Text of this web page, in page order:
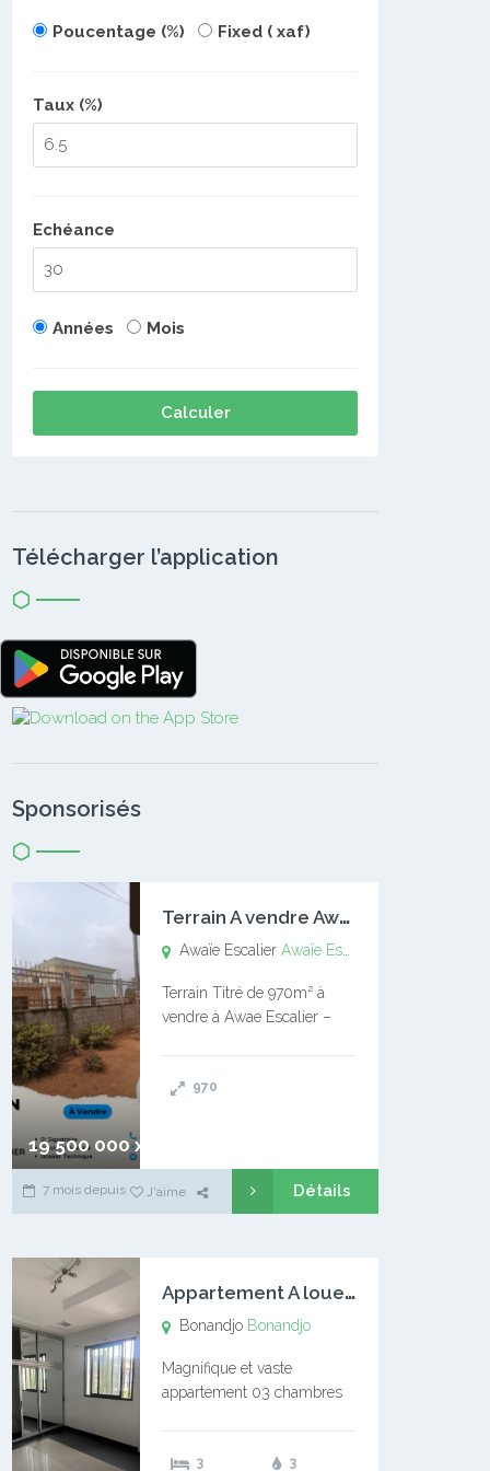
Poucentage (%) Fixed ( xaf)
Taux (%)
Echéance
Années Mois
Calculer
Télécharger l’application
Sponsorisés
19 500 000 xaf
T
errain A vendre Awaïe Escalier
Awaïe EscalierAwaïe Escalier
Terrain Titré de 970m² à
vendre à Awae Escalier –
l’Université Catholique –
970
7 mois depuis J'aime Détails
A
ppartement A louer Bonandjo
Bonandjo Bonandjo
Magnifique et vaste
appartement 03 chambres
douches 01 vaste salon 01
3
3